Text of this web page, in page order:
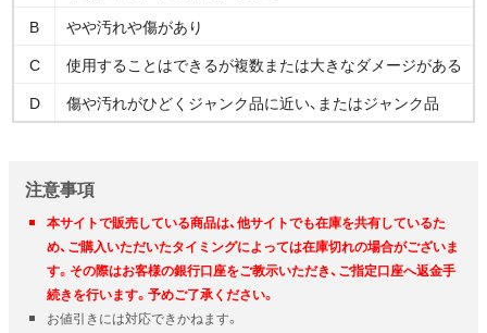
B
やや汚れや傷があり
C
使用することはできるが複数または大きなダメージがある
D
傷や汚れがひどくジャンク品に近い、またはジャンク品
注意事項
本サイトで販売している商品は、他サイトでも在庫を共有しているた
め、ご購入いただいたタイミングによっては在庫切れの場合がございま
す。その際はお客様の銀行口座をご教示いただき、ご指定口座へ返金手
続きを行います。予めご了承ください。
お値引きには対応できかねます。